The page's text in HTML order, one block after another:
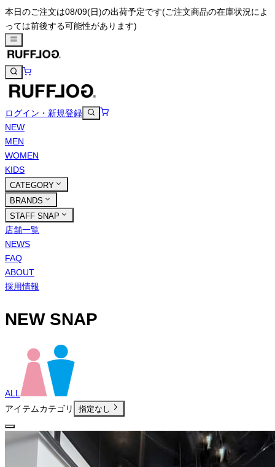
本日のご注文は08/09(日)の出荷予定です(ご注文商品の在庫状況によ
っては前後する可能性があります)
ログイン・新規登録
NEW
MEN
WOMEN
KIDS
CATEGORY
BRANDS
STAFF SNAP
店舗一覧
NEWS
FAQ
ABOUT
採用情報
NEW SNAP
ALL
アイテムカテゴリ
指定なし